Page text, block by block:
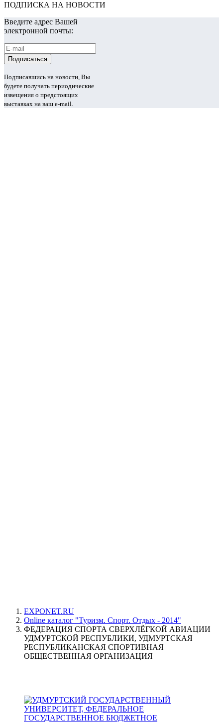
ПОДПИСКА НА НОВОСТИ
Введите адрес Вашей
электронной почты:
Подписавшись на новости, Вы
будете получать периодические
извещения о предстоящих
выставках на ваш e-mail.
EXPONET.RU
Online каталог "Туризм. Спорт. Отдых - 2014"
ФЕДЕРАЦИЯ СПОРТА СВЕРХЛЁГКОЙ АВИАЦИИ
УДМУРТСКОЙ РЕСПУБЛИКИ, УДМУРТСКАЯ
РЕСПУБЛИКАНСКАЯ СПОРТИВНАЯ
ОБЩЕСТВЕННАЯ ОРГАНИЗАЦИЯ